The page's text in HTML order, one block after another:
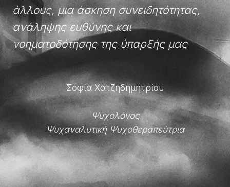
άλλους, μια άσκηση συνειδητότητας,
ανάληψης ευθύνης και
νοηματοδότησης της ύπαρξής μας
Σοφία Χατζηδημητρίου
Ψυχολόγος
Ψυχαναλυτική Ψυχοθεραπεύτρια